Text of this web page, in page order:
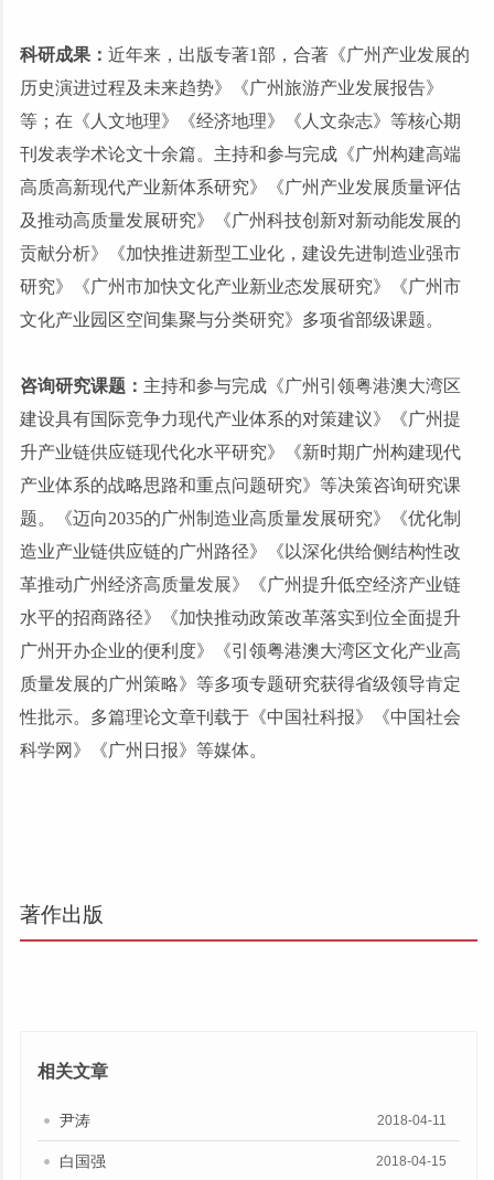
科研成果： 近年来，出版专著1部，合著《广州产业发展的
历史演进过程及未来趋势》《广州旅游产业发展报告》
等；在《人文地理》《经济地理》《人文杂志》等核心期
刊发表学术论文十余篇。主持和参与完成《广州构建高端
高质高新现代产业新体系研究》《广州产业发展质量评估
及推动高质量发展研究》《广州科技创新对新动能发展的
贡献分析》《加快推进新型工业化，建设先进制造业强市
研究》《广州市加快文化产业新业态发展研究》《广州市
文化产业园区空间集聚与分类研究》多项省部级课题。
咨询研究课题： 主持和参与完成《广州引领粤港澳大湾区
建设具有国际竞争力现代产业体系的对策建议》《广州提
升产业链供应链现代化水平研究》《新时期广州构建现代
产业体系的战略思路和重点问题研究》等决策咨询研究课
题。《迈向2035的广州制造业高质量发展研究》《优化制
造业产业链供应链的广州路径》《以深化供给侧结构性改
革推动广州经济高质量发展》《广州提升低空经济产业链
水平的招商路径》《加快推动政策改革落实到位全面提升
广州开办企业的便利度》《引领粤港澳大湾区文化产业高
质量发展的广州策略》等多项专题研究获得省级领导肯定
性批示。多篇理论文章刊载于《中国社科报》《中国社会
科学网》《广州日报》等媒体。
著作出版
相关文章
尹涛 2018-04-11
白国强 2018-04-15